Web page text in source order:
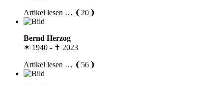
Artikel lesen … ❨20❩
Bernd Herzog
✶ 1940 - ✝ 2023
Artikel lesen … ❨56❩